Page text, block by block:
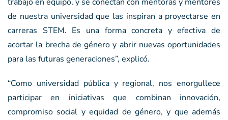
de nuestra universidad que las inspiran a proyectarse en
carreras STEM. Es una forma concreta y efectiva de
acortar la brecha de género y abrir nuevas oportunidades
para las futuras generaciones”, explicó.
“Como universidad pública y regional, nos enorgullece
participar en iniciativas que combinan innovación,
compromiso social y equidad de género, y que además